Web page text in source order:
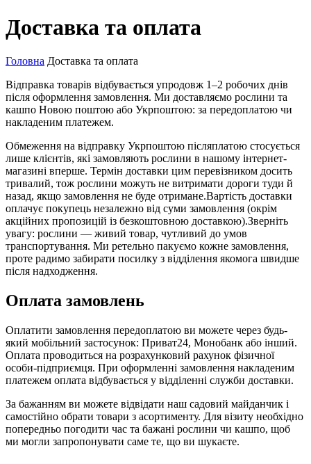
Доставка та оплата
Головна Доставка та оплата
Відправка товарів відбувається упродовж 1–2 робочих днів
після оформлення замовлення. Ми доставляємо рослини та
кашпо Новою поштою або Укрпоштою: за передоплатою чи
накладеним платежем.
Обмеження на відправку Укрпоштою післяплатою стосується
лише клієнтів, які замовляють рослини в нашому інтернет-
магазині вперше. Термін доставки цим перевізником досить
тривалий, тож рослини можуть не витримати дороги туди й
назад, якщо замовлення не буде отримане.Вартість доставки
оплачує покупець незалежно від суми замовлення (окрім
акційних пропозицій із безкоштовною доставкою).Зверніть
увагу: рослини — живий товар, чутливий до умов
транспортування. Ми ретельно пакуємо кожне замовлення,
проте радимо забирати посилку з відділення якомога швидше
після надходження.
Оплата замовлень
Оплатити замовлення передоплатою ви можете через будь-
який мобільний застосунок: Приват24, Монобанк або інший.
Оплата проводиться на розрахунковий рахунок фізичної
особи-підприємця. При оформленні замовлення накладеним
платежем оплата відбувається у відділенні служби доставки.
За бажанням ви можете відвідати наш садовий майданчик і
самостійно обрати товари з асортименту. Для візиту необхідно
попередньо погодити час та бажані рослини чи кашпо, щоб
ми могли запропонувати саме те, що ви шукаєте.